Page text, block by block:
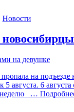
Новости
на
августа. 6
…